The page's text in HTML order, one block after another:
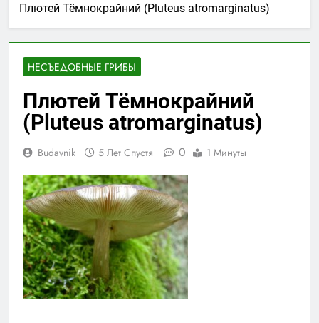
Плютей Тёмнокрайний (Pluteus atromarginatus)
НЕСЪЕДОБНЫЕ ГРИБЫ
Плютей Тёмнокрайний
(Pluteus atromarginatus)
Budavnik 5 Лет Спустя 0 1 Минуты